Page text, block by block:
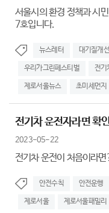
서울시의 환경 정책과 시
7호입니다.
뉴스레터 대기질개선
우리가그린페스티벌 전기
제로서울뉴스 초미세먼지
전기차 운전자라면 확
2023-05-22
전기차 운전이 처음이라
안전수칙 안전운행
제로서울 제로서울패밀리